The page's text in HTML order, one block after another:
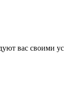
вас своими